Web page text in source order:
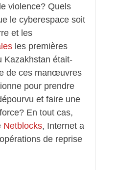
violence? Quels
le cyberespace soit
et les
les premières
Kazakhstan était-
de ces manœuvres
pour prendre
et faire une
En tout cas,
Netblocks, Internet a
de reprise